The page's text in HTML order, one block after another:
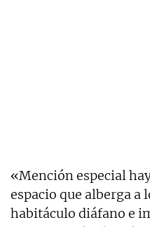
«Mención especial
espacio que alberga a
habitáculo diáfano e